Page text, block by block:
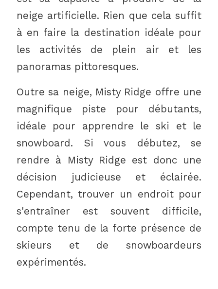
neige artificielle. Rien que cela suffit
à en faire la destination idéale pour
les activités de plein air et les
panoramas pittoresques.
Outre sa neige, Misty Ridge offre une
magnifique piste pour débutants,
idéale pour apprendre le ski et le
snowboard. Si vous débutez, se
rendre à Misty Ridge est donc une
décision judicieuse et éclairée.
Cependant, trouver un endroit pour
s'entraîner est souvent difficile,
compte tenu de la forte présence de
skieurs et de snowboardeurs
expérimentés.